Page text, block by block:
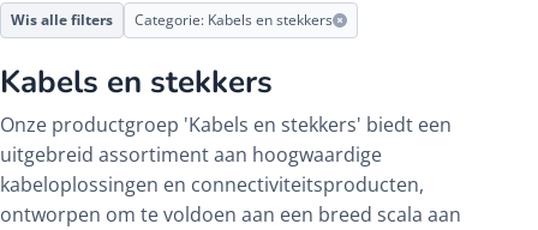
Wis alle filters Categorie: Kabels en stekkers
Kabels en stekkers
Onze productgroep 'Kabels en stekkers' biedt een
uitgebreid assortiment aan hoogwaardige
kabeloplossingen en connectiviteitsproducten,
ontworpen om te voldoen aan een breed scala aan